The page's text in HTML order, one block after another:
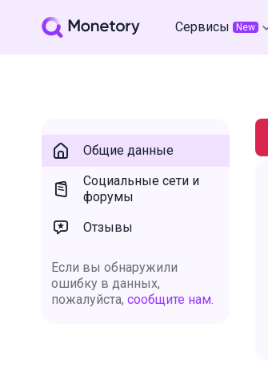
Сервисы New
Общие данные
Социальные сети и
форумы
Отзывы
Если вы обнаружили
ошибку в данных,
пожалуйста, сообщите нам.